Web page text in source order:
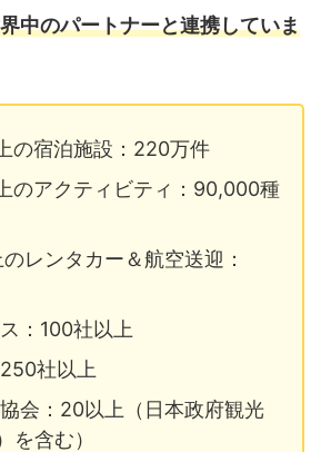
中のパートナーと連携していま
の宿泊施設：220万件
のアクティビティ：90,000種
レンタカー＆航空送迎：
：100社以上
社以上
会：20以上（日本政府観光
を含む）